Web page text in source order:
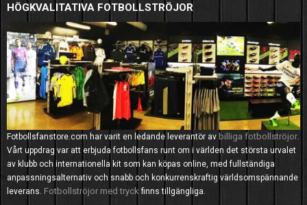
HÖGKVALITATIVA FOTBOLLSTRÖJOR
Fotbollsfanstore.com har varit en ledande leverantör av billiga fotbollströjor
Vårt uppdrag var att erbjuda fotbollsfans runt om i världen det största urvalet
av klubb och internationella kit som kan köpas online, med fullständiga
anpassningsalternativ och snabb och konkurrenskraftig världsomspännande
leverans. Fotbollströjor med tryck finns tillgängliga.